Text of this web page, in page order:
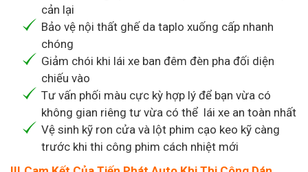
cản lại
Bảo vệ nội thất ghế da taplo xuống cấp nhanh
chóng
Giảm chói khi lái xe ban đêm đèn pha đối diện
chiếu vào
Tư vấn phối màu cực kỳ hợp lý để bạn vừa có
không gian riêng tư vừa có thể lái xe an toàn nhất
Vệ sinh kỹ ron cửa và lột phim cạo keo kỹ càng
trước khi thi công phim cách nhiệt mới